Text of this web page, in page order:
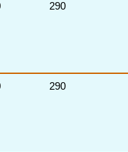
290
290